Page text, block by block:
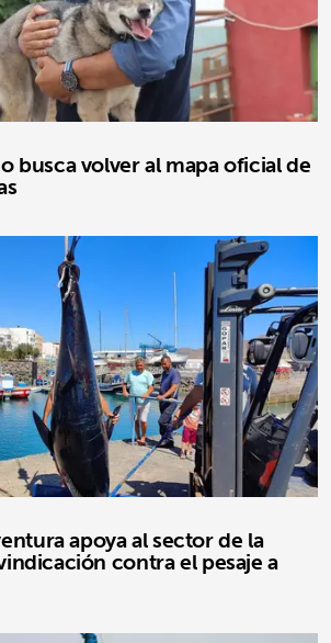
busca volver al mapa oficial de
apoya al sector de la
contra el pesaje a